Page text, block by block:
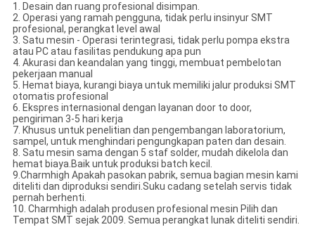
1. Desain dan ruang profesional disimpan.
2. Operasi yang ramah pengguna, tidak perlu insinyur SMT
profesional, perangkat level awal
3. Satu mesin - Operasi terintegrasi, tidak perlu pompa ekstra
atau PC atau fasilitas pendukung apa pun
4. Akurasi dan keandalan yang tinggi, membuat pembelotan
pekerjaan manual
5. Hemat biaya, kurangi biaya untuk memiliki jalur produksi SMT
otomatis profesional
6. Ekspres internasional dengan layanan door to door,
pengiriman 3-5 hari kerja
7. Khusus untuk penelitian dan pengembangan laboratorium,
sampel, untuk menghindari pengungkapan paten dan desain.
8. Satu mesin sama dengan 5 staf solder, mudah dikelola dan
hemat biaya.Baik untuk produksi batch kecil.
9.Charmhigh Apakah pasokan pabrik, semua bagian mesin kami
diteliti dan diproduksi sendiri.Suku cadang setelah servis tidak
pernah berhenti.
10. Charmhigh adalah produsen profesional mesin Pilih dan
Tempat SMT sejak 2009. Semua perangkat lunak diteliti sendiri.